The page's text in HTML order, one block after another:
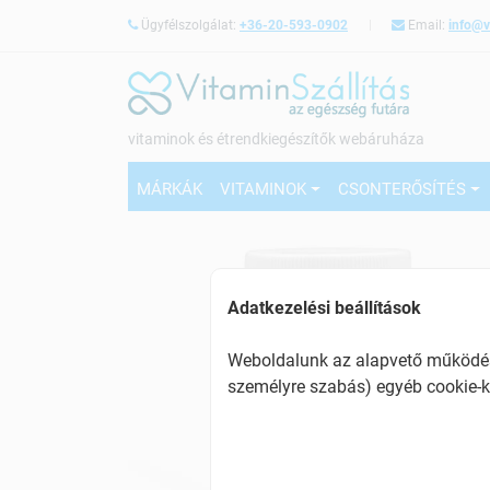
Ügyfélszolgálat: +36-20-593-0902 Email:
vitaminok és étrendkiegészítők webáruháza
MÁRKÁK VITAMINOK CSONTERŐSÍTÉS
Adatkezelési beállítások
Weboldalunk az alapvető
személyre szabás) egyéb